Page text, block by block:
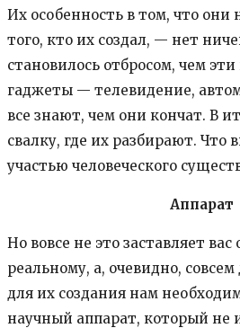
Их особенность в том, что они
того, кто их создал, — нет
становилось отбросом, чем
гаджеты — телевидение,
все знают, чем они кончат. В
свалку, где их разбирают. Что
участью человеческого
Аппарат
Но вовсе не это заставляет
реальному, а, очевидно,
для их создания нам
научный аппарат, который не